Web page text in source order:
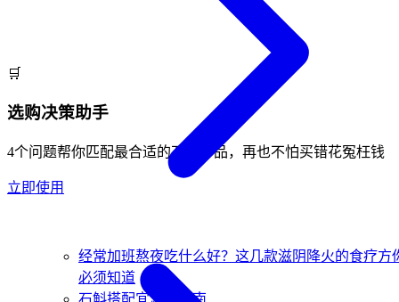
经常加班熬夜吃什么好？这几款滋阴降火的食疗方
必须知道
石斛搭配宜忌全指南
🛒
选购决策助手
4个问题帮你匹配最合适的石斛产品，再也不怕买错花冤枉钱
立即使用